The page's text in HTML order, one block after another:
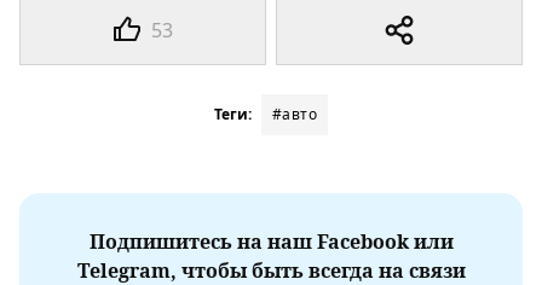
53
Теги: #авто
Подпишитесь на наш Facebook или
Telegram, чтобы быть всегда на связи